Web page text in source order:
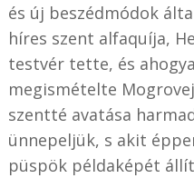
és új beszédmódok
híres szent alfaquíja,
testvér tette, és
megismételte
szentté avatása
ünnepeljük, s akit
püspök példaképét